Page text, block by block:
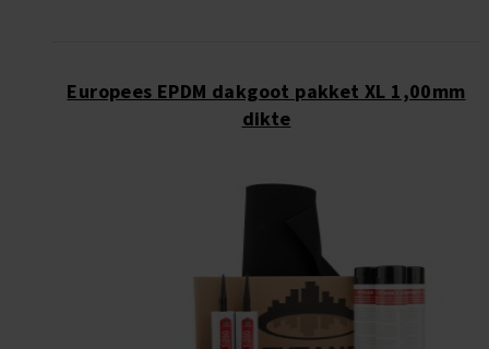
Europees EPDM dakgoot pakket XL 1,00mm
dikte